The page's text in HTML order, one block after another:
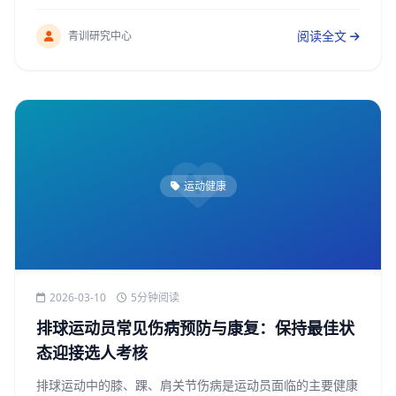
球中发现潜在人才。
青训研究中心 阅读全文
运动健康
2026-03-10 5分钟阅读
排球运动员常见伤病预防与康复：保持最佳状
态迎接选人考核
排球运动中的膝、踝、肩关节伤病是运动员面临的主要健康